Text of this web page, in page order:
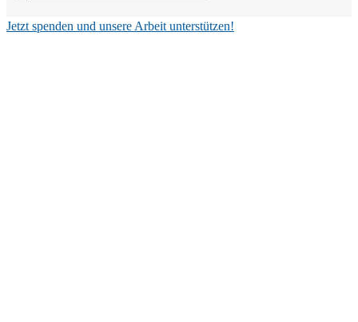
Jetzt spenden und unsere Arbeit unterstützen!